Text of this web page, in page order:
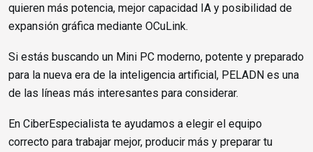
quieren más potencia, mejor capacidad IA y posibilidad de
expansión gráfica mediante OCuLink.
Si estás buscando un Mini PC moderno, potente y preparado
para la nueva era de la inteligencia artificial, PELADN es una
de las líneas más interesantes para considerar.
En CiberEspecialista te ayudamos a elegir el equipo
correcto para trabajar mejor, producir más y preparar tu